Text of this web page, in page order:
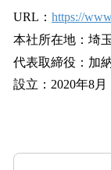
URL： https://
本社所在地：埼
代表取締役：加
設立：2020年8月